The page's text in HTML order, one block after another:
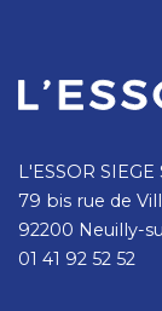
L'ESSOR SIEGE
79 bis rue de
92200 Neuilly-
01 41 92 52 52